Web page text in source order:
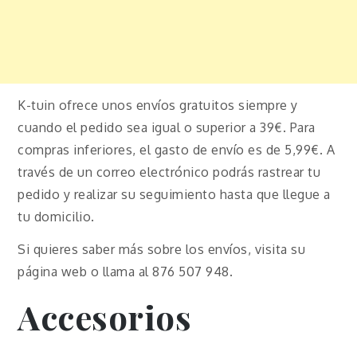
K-tuin ofrece unos envíos gratuitos siempre y
cuando el pedido sea igual o superior a 39€. Para
compras inferiores, el gasto de envío es de 5,99€. A
través de un correo electrónico podrás rastrear tu
pedido y realizar su seguimiento hasta que llegue a
tu domicilio.
Si quieres saber más sobre los envíos, visita su
página web o llama al 876 507 948.
Accesorios